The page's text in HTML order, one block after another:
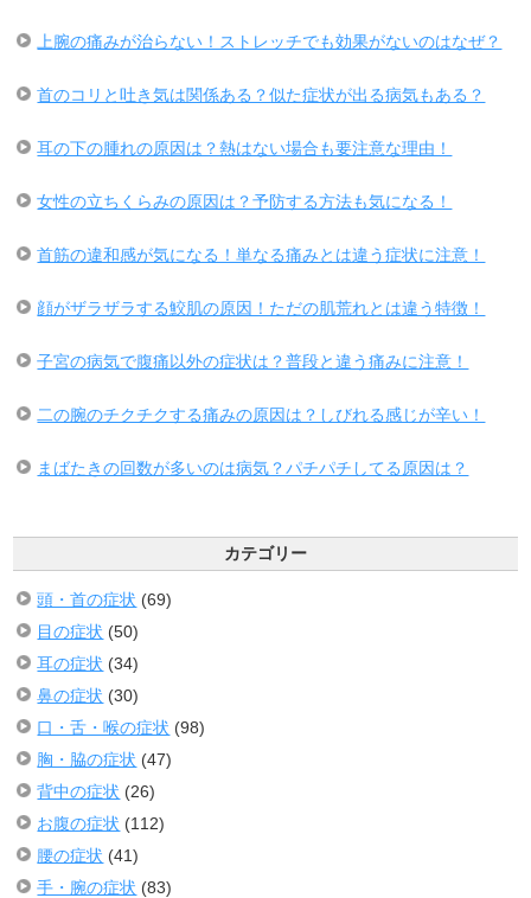
上腕の痛みが治らない！ストレッチでも効果がないのはなぜ？
首のコリと吐き気は関係ある？似た症状が出る病気もある？
耳の下の腫れの原因は？熱はない場合も要注意な理由！
女性の立ちくらみの原因は？予防する方法も気になる！
首筋の違和感が気になる！単なる痛みとは違う症状に注意！
顔がザラザラする鮫肌の原因！ただの肌荒れとは違う特徴！
子宮の病気で腹痛以外の症状は？普段と違う痛みに注意！
二の腕のチクチクする痛みの原因は？しびれる感じが辛い！
まばたきの回数が多いのは病気？パチパチしてる原因は？
カテゴリー
頭・首の症状 (69)
目の症状 (50)
耳の症状 (34)
鼻の症状 (30)
口・舌・喉の症状 (98)
胸・脇の症状 (47)
背中の症状 (26)
お腹の症状 (112)
腰の症状 (41)
手・腕の症状 (83)